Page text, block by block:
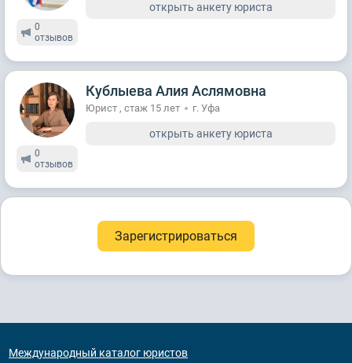
0
отзывов
открыть анкету юриста
0
отзывов
Кублыева Алия Аслямовна
Юрист , стаж 15 лет г. Уфа
открыть анкету юриста
Зарегистрироваться
Международный каталог юристов